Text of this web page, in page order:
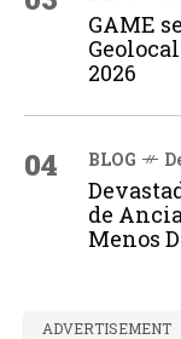
GAME
2026
04 BLOG
de
Menos
ADVERTISEMENT